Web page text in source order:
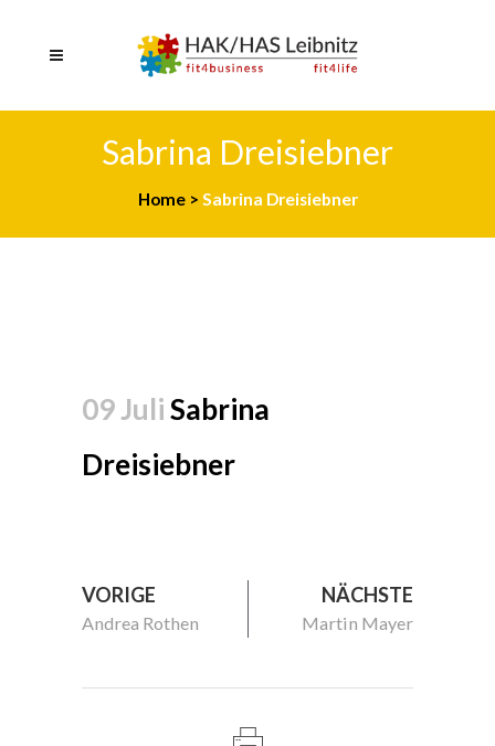
Sabrina Dreisiebner
Home> Sabrina Dreisiebner
09 JuliSabrina
Dreisiebner
VORIGE
Andrea Rothen
NÄCHSTE
Martin Mayer